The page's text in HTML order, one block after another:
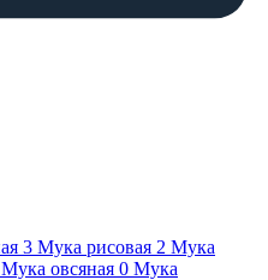
3 Мука рисовая 2 Мука
Мука овсяная 0 Мука